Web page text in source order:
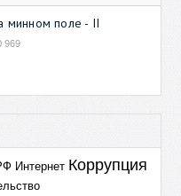
минном поле - II
969
Интернет Коррупция